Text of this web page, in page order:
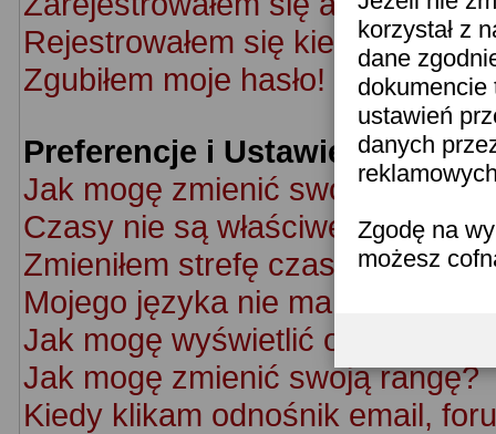
korzystał z
dane
dokumencie
ustawień
danych
Zgodę na
możesz
Rejestrowałem się kiedyś ale
Zgubiłem moje hasło!
Preferencje i Ustawienia
Jak mogę zmienić swoje
Czasy nie są właściwe!
Zmieniłem strefę czasową ale
Mojego języka nie ma na liście!
Jak mogę wyświetlić obrazek
Jak mogę zmienić swoją rangę?
Kiedy klikam odnośnik email,